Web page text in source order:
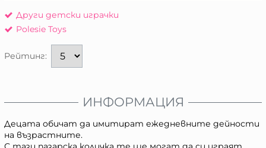
Други детски играчки
Polesie Toys
Рейтинг:
ИНФОРМАЦИЯ
Децата обичат да имитират ежедневните дейности
на възрастните.